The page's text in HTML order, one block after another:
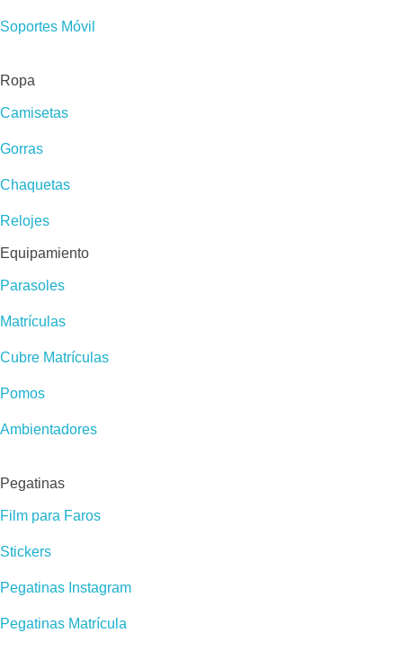
Soportes Móvil
Ropa
Camisetas
Gorras
Chaquetas
Relojes
Equipamiento
Parasoles
Matrículas
Cubre Matrículas
Pomos
Ambientadores
Pegatinas
Film para Faros
Stickers
Pegatinas Instagram
Pegatinas Matrícula